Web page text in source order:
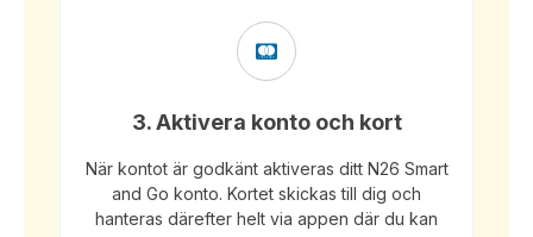
3. Aktivera konto och kort
När kontot är godkänt aktiveras ditt N26 Smart
and Go konto. Kortet skickas till dig och
hanteras därefter helt via appen där du kan